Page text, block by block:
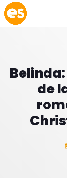
play_arrow
ESLATINO
de